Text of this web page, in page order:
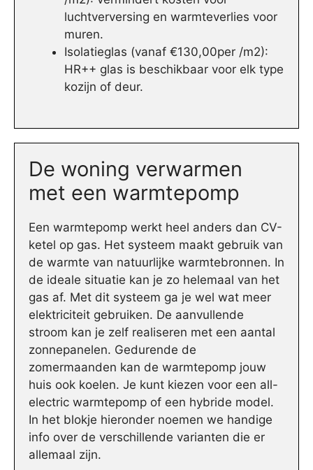
luchtverversing en warmteverlies voor
muren.
Isolatieglas (vanaf €130,00per /m2):
HR++ glas is beschikbaar voor elk type
kozijn of deur.
De woning verwarmen
met een warmtepomp
Een warmtepomp werkt heel anders dan CV-
ketel op gas. Het systeem maakt gebruik van
de warmte van natuurlijke warmtebronnen. In
de ideale situatie kan je zo helemaal van het
gas af. Met dit systeem ga je wel wat meer
elektriciteit gebruiken. De aanvullende
stroom kan je zelf realiseren met een aantal
zonnepanelen. Gedurende de
zomermaanden kan de warmtepomp jouw
huis ook koelen. Je kunt kiezen voor een all-
electric warmtepomp of een hybride model.
In het blokje hieronder noemen we handige
info over de verschillende varianten die er
allemaal zijn.